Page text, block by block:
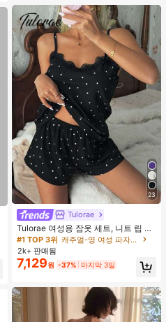
23
Tulorae
Tulorae 여성용 잠옷 세트, 니트 립 원
단, 하트 프린트 대비 레이스 트림, 로
맨틱 달콤 귀여운 섹시 캐미솔 & 반바
지 베이비돌 잠옷 세트 투피스 나이트
세트 섹시 잠옷 세트 여성용 잠옷 롬퍼
투피스 잠옷 세트 여성용 잠옷 세트 도
트 잠옷 세트 잠옷 반바지 세트 투피스
잠옷 세트 여성용 여름 세트 도트 반바
지 세트 여성용 잠옷 세트 반바지 잠옷
세트 여성용 투피스 여름 라운지 세트
#1 TOP 3위
캐주얼-영 여성 파자마 세트
2k+ 판매됨
7,129원 -37% 마지막 3일